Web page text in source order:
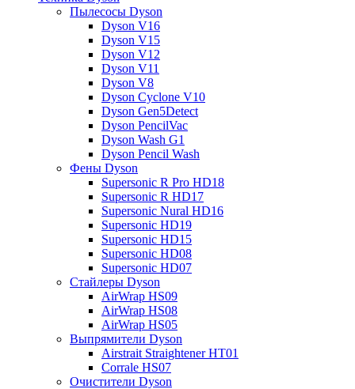
Пылесосы Dyson
Dyson V16
Dyson V15
Dyson V12
Dyson V11
Dyson V8
Dyson Cyclone V10
Dyson Gen5Detect
Dyson PencilVac
Dyson Wash G1
Dyson Pencil Wash
Фены Dyson
Supersonic R Pro HD18
Supersonic R HD17
Supersonic Nural HD16
Supersonic HD19
Supersonic HD15
Supersonic HD08
Supersonic HD07
Стайлеры Dyson
AirWrap HS09
AirWrap HS08
AirWrap HS05
Выпрямители Dyson
Airstrait Straightener HT01
Corrale HS07
Очистители Dyson